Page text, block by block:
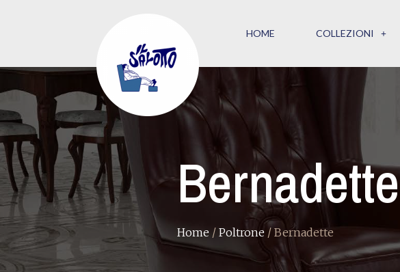
HOME COLLEZIONI
Bernadette
Home/ Poltrone / Bernadette